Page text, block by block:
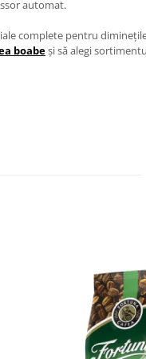
automat.
complete pentru
boabeși să alegi